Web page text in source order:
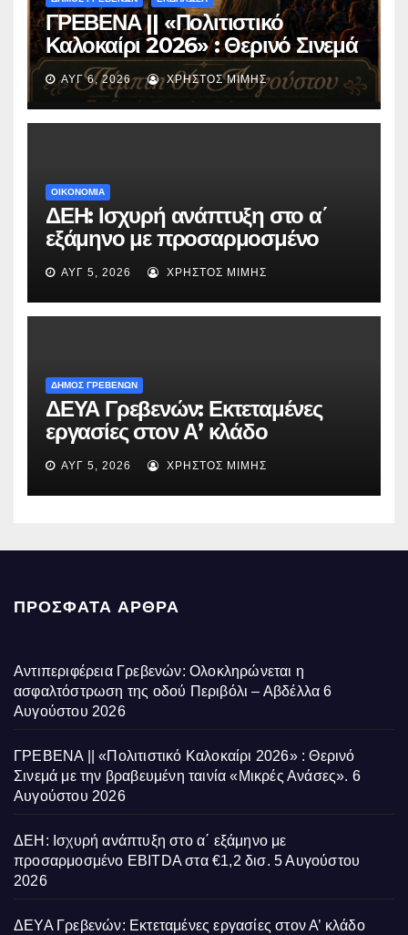
ΓΡΕΒΕΝΑ || «Πολιτιστικό
Καλοκαίρι 2026» : Θερινό Σινεμά
με την βραβευμένη ταινία
«Μικρές Ανάσες».
ΑΥΓ 6, 2026 ΧΡΉΣΤΟΣ ΜΊΜΗΣ
ΟΙΚΟΝΟΜΙΑ
ΔΕΗ: Ισχυρή ανάπτυξη στο α΄
εξάμηνο με προσαρμοσμένο
EBITDA στα €1,2 δισ.
ΑΥΓ 5, 2026 ΧΡΉΣΤΟΣ ΜΊΜΗΣ
ΔΗΜΟΣ ΓΡΕΒΕΝΩΝ
ΔΕΥΑ Γρεβενών: Εκτεταμένες
εργασίες στον Α’ κλάδο
ύδρευσης – Ποιες περιοχές
επηρεάζονται την Πέμπτη
ΑΥΓ 5, 2026 ΧΡΉΣΤΟΣ ΜΊΜΗΣ
ΠΡΌΣΦΑΤΑ ΆΡΘΡΑ
Αντιπεριφέρεια Γρεβενών: Ολοκληρώνεται η
ασφαλτόστρωση της οδού Περιβόλι – Αβδέλλα 6
Αυγούστου 2026
ΓΡΕΒΕΝΑ || «Πολιτιστικό Καλοκαίρι 2026» : Θερινό
Σινεμά με την βραβευμένη ταινία «Μικρές Ανάσες». 6
Αυγούστου 2026
ΔΕΗ: Ισχυρή ανάπτυξη στο α΄ εξάμηνο με
προσαρμοσμένο EBITDA στα €1,2 δισ. 5 Αυγούστου
2026
ΔΕΥΑ Γρεβενών: Εκτεταμένες εργασίες στον Α’ κλάδο